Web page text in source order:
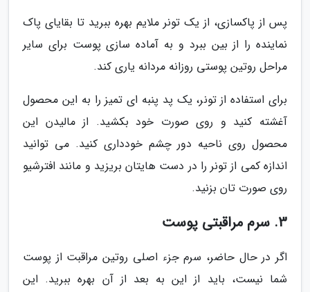
پس از پاکسازی، از یک تونر ملایم بهره ببرید تا بقایای پاک
نماینده را از بین ببرد و به آماده سازی پوست برای سایر
مراحل روتین پوستی روزانه مردانه یاری کند.
برای استفاده از تونر، یک پد پنبه ای تمیز را به این محصول
آغشته کنید و روی صورت خود بکشید. از مالیدن این
محصول روی ناحیه دور چشم خودداری کنید. می توانید
اندازه کمی از تونر را در دست هایتان بریزید و مانند افترشیو
روی صورت تان بزنید.
3. سرم مراقبتی پوست
اگر در حال حاضر، سرم جزء اصلی روتین مراقبت از پوست
شما نیست، باید از این به بعد از آن بهره ببرید. این